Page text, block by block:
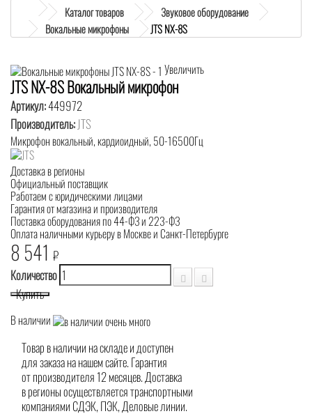
Каталог товаров
Звуковое оборудование
Вокальные микрофоны
JTS NX-8S
Увеличить
JTS NX-8S Вокальный микрофон
Артикул:449972
Производитель: JTS
Микрофон вокальный, кардиоидный, 50-16500Гц
Доставка в регионы
Официальный поставщик
Работаем с юридическими лицами
Гарантия от магазина и производителя
Поставка оборудования по 44-ФЗ и 223-ФЗ
Оплата наличными курьеру в Москве и Санкт-Петербурге
8 541 ₽
Количество
Купить
В наличии
Товар в наличии на складе и доступен
для заказа на нашем сайте. Гарантия
от производителя 12 месяцев. Доставка
в регионы осуществляется транспортными
компаниями СДЭК, ПЭК, Деловые линии.